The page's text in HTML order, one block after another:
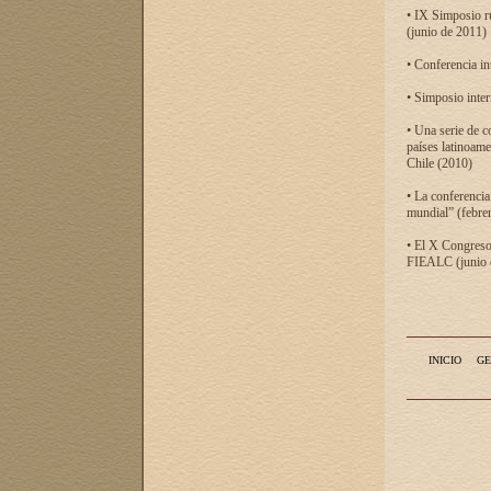
• IX Simposio
(junio de 2011)
• Conferencia
• Simposio
• Una serie de
países
Chile (2010)
• La
mundial”
• El X
FIEALC (junio
INICIO